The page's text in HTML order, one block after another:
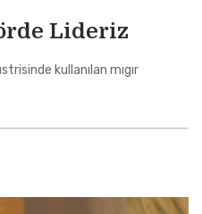
Lideriz
kullanılan mıgır